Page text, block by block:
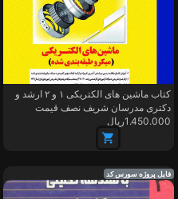
کتاب ماشین های الکتریکی ۱ و ۲ ارشد و
دکتری مدرسان شریف نصف قیمت
1.450.000ریال
فایل پروژه سورس کد